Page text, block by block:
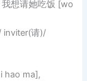
我想请她吃饭 [wo
inviter(请)/
hao ma],